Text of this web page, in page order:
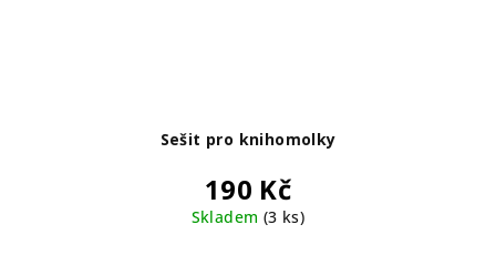
Sešit pro knihomolky
190 Kč
Skladem (3 ks)